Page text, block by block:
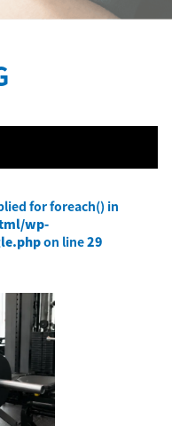
for foreach() in
wp-
on line29